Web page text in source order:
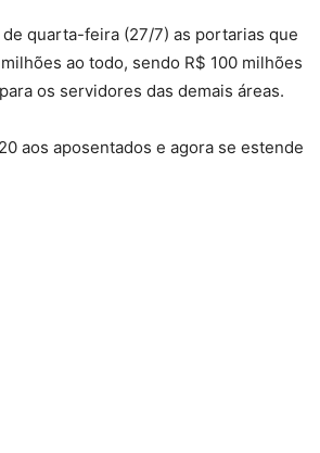
quarta-feira (27/7) as portarias que
ao todo, sendo R$ 100 milhões
os servidores das demais áreas.
aos aposentados e agora se estende